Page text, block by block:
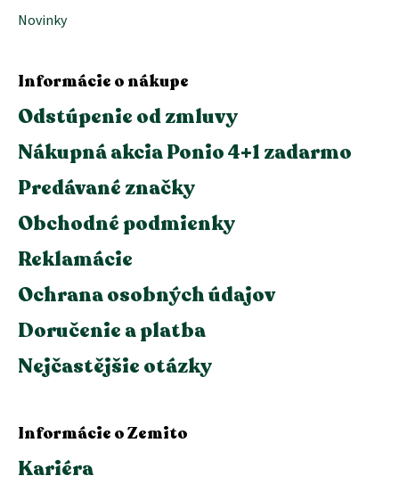
Novinky
Informácie o nákupe
Odstúpenie od zmluvy
Nákupná akcia Ponio 4+1 zadarmo
Predávané značky
Obchodné podmienky
Reklamácie
Ochrana osobných údajov
Doručenie a platba
Nejčastějšie otázky
Informácie o Zemito
Kariéra